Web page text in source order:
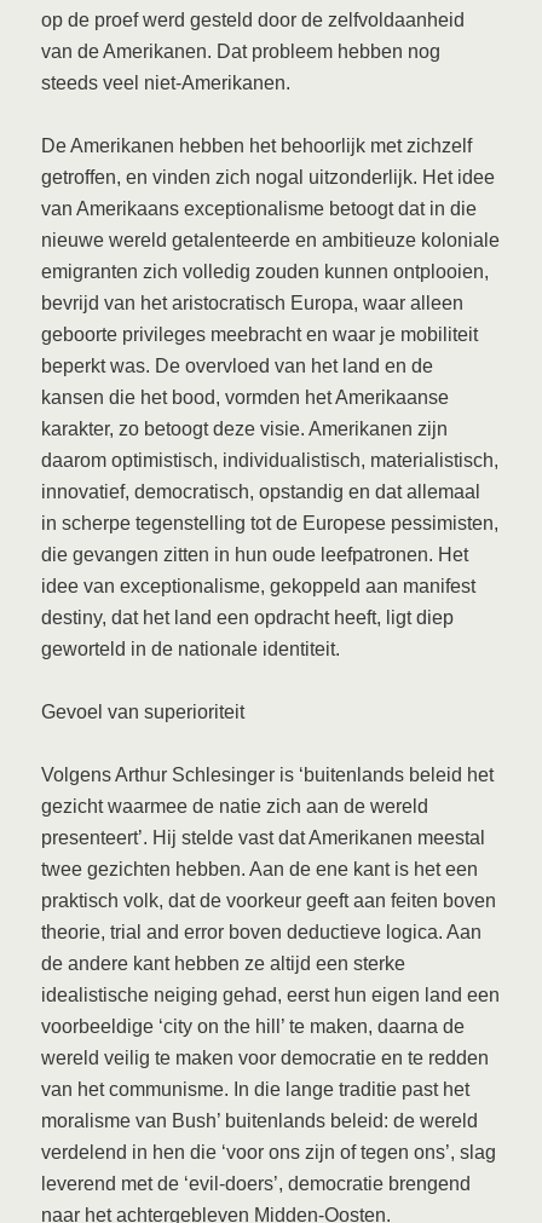
op de proef werd gesteld door de zelfvoldaanheid
van de Amerikanen. Dat probleem hebben nog
steeds veel niet-Amerikanen.
De Amerikanen hebben het behoorlijk met zichzelf
getroffen, en vinden zich nogal uitzonderlijk. Het idee
van Amerikaans exceptionalisme betoogt dat in die
nieuwe wereld getalenteerde en ambitieuze koloniale
emigranten zich volledig zouden kunnen ontplooien,
bevrijd van het aristocratisch Europa, waar alleen
geboorte privileges meebracht en waar je mobiliteit
beperkt was. De overvloed van het land en de
kansen die het bood, vormden het Amerikaanse
karakter, zo betoogt deze visie. Amerikanen zijn
daarom optimistisch, individualistisch, materialistisch,
innovatief, democratisch, opstandig en dat allemaal
in scherpe tegenstelling tot de Europese pessimisten,
die gevangen zitten in hun oude leefpatronen. Het
idee van exceptionalisme, gekoppeld aan manifest
destiny, dat het land een opdracht heeft, ligt diep
geworteld in de nationale identiteit.
Gevoel van superioriteit
Volgens Arthur Schlesinger is ‘buitenlands beleid het
gezicht waarmee de natie zich aan de wereld
presenteert’. Hij stelde vast dat Amerikanen meestal
twee gezichten hebben. Aan de ene kant is het een
praktisch volk, dat de voorkeur geeft aan feiten boven
theorie, trial and error boven deductieve logica. Aan
de andere kant hebben ze altijd een sterke
idealistische neiging gehad, eerst hun eigen land een
voorbeeldige ‘city on the hill’ te maken, daarna de
wereld veilig te maken voor democratie en te redden
van het communisme. In die lange traditie past het
moralisme van Bush’ buitenlands beleid: de wereld
verdelend in hen die ‘voor ons zijn of tegen ons’, slag
leverend met de ‘evil-doers’, democratie brengend
naar het achtergebleven Midden-Oosten.